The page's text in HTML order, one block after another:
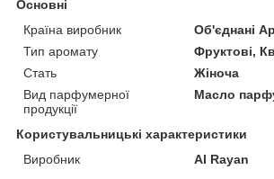
Основні
Країна виробник
Об'єднані
Тип аромату
Фруктові,
Стать
Жіноча
Вид парфумерної
продукції
Масло
Користувальницькі характеристики
Виробник
Al Rayan